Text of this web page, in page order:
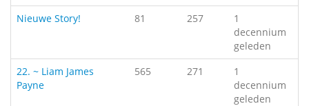
Nieuwe Story!
81 257
1
decennium
geleden
22. ~ Liam James
Payne
565 271
1
decennium
geleden